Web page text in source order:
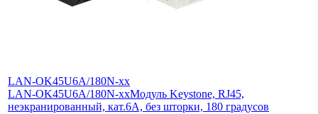
LAN-OK45U6A/180N-xx
LAN-OK45U6A/180N-xxМодуль Keystone, RJ45,
неэкранированный, кат.6A, без шторки, 180 градусов